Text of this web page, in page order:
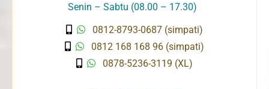
Senin – Sabtu (08.00 – 17.30)
0812-8793-0687 (simpati)
0812 168 168 96 (simpati)
0878-5236-3119 (XL)